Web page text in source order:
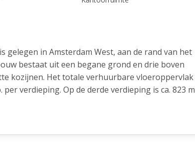
gelegen in Amsterdam West, aan de rand van het
bestaat uit een begane grond en drie boven
kozijnen. Het totale verhuurbare vloeroppervlak
per verdieping. Op de derde verdieping is ca. 823
gesitueerd voor het gebouw en in de